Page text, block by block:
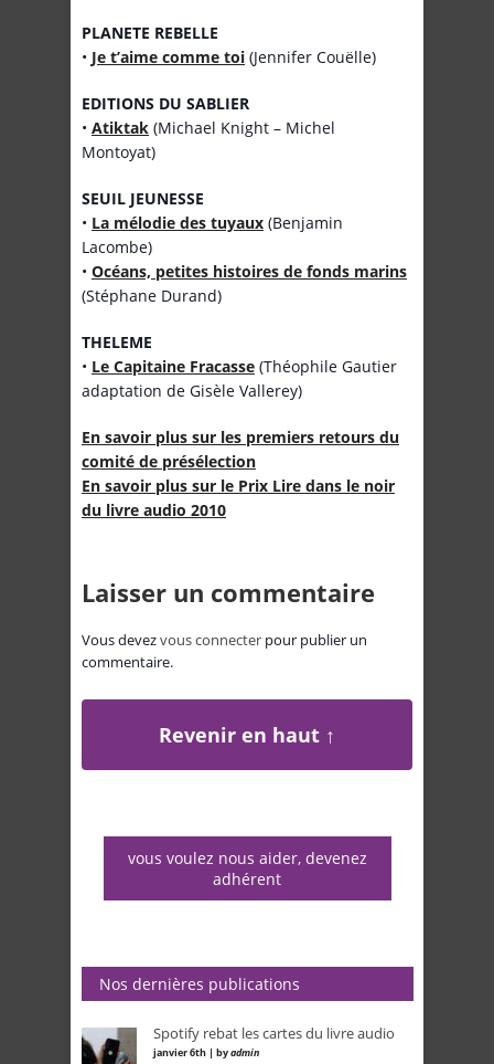
PLANETE REBELLE
• Je t’aime comme toi (Jennifer Couëlle)
EDITIONS DU SABLIER
• Atiktak (Michael Knight – Michel
Montoyat)
SEUIL JEUNESSE
• La mélodie des tuyaux (Benjamin
Lacombe)
• Océans, petites histoires de fonds marins
(Stéphane Durand)
THELEME
• Le Capitaine Fracasse (Théophile Gautier
adaptation de Gisèle Vallerey)
En savoir plus sur les premiers retours du
comité de présélection
En savoir plus sur le Prix Lire dans le noir
du livre audio 2010
Laisser un commentaire
Vous devezvous connecter pour publier un
commentaire.
Revenir en haut ↑
vous voulez nous aider, devenez
adhérent
Nos dernières publications
Spotify rebat les cartes du livre audio
janvier 6th | byadmin